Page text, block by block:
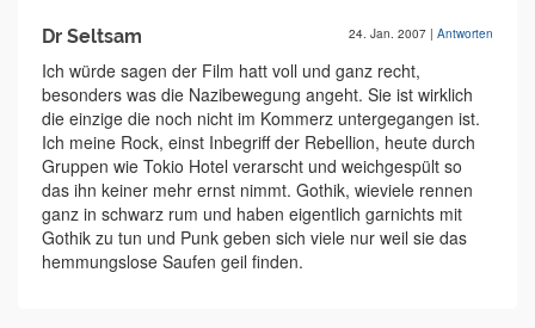
Dr Seltsam 24. Jan. 2007 | Antworten
Ich würde sagen der Film hatt voll und ganz recht,
besonders was die Nazibewegung angeht. Sie ist wirklich
die einzige die noch nicht im Kommerz untergegangen ist.
Ich meine Rock, einst Inbegriff der Rebellion, heute durch
Gruppen wie Tokio Hotel verarscht und weichgespült so
das ihn keiner mehr ernst nimmt. Gothik, wieviele rennen
ganz in schwarz rum und haben eigentlich garnichts mit
Gothik zu tun und Punk geben sich viele nur weil sie das
hemmungslose Saufen geil finden.